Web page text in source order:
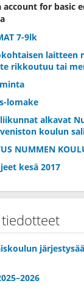
account for basic
7-9lk
laitteen
rikkoutuu tai
lomake
alkavat
koulun
NUMMEN
kesä 2017